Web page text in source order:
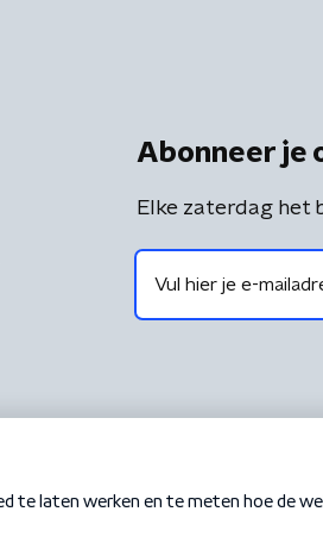
Abonneer je
Elke zaterdag het